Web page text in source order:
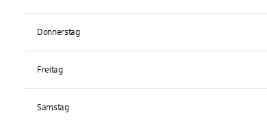
Donnerstag
Freitag
Samstag